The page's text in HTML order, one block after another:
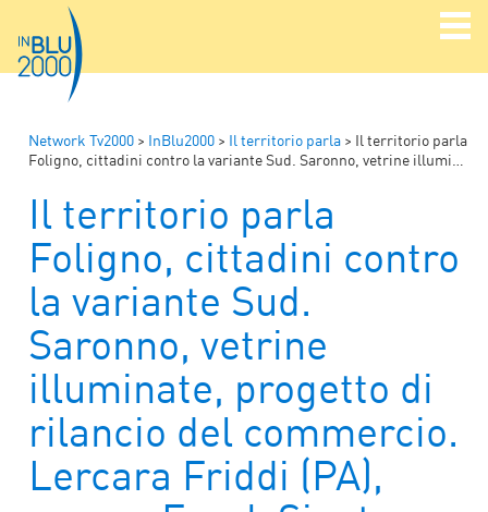
Network Tv2000 > InBlu2000 > Il territorio parla > Il territorio parla
Foligno, cittadini contro la variante Sud. Saronno, vetrine illuminate, progetto di rilancio del commercio. Lercara Friddi (PA), museo Frank Sinatra
Il territorio parla
Foligno, cittadini contro
la variante Sud.
Saronno, vetrine
illuminate, progetto di
rilancio del commercio.
Lercara Friddi (PA),